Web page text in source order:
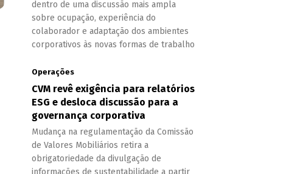
dentro de uma discussão mais ampla
sobre ocupação, experiência do
colaborador e adaptação dos ambientes
corporativos às novas formas de trabalho
Operações
CVM revê exigência para relatórios
ESG e desloca discussão para a
governança corporativa
Mudança na regulamentação da Comissão
de Valores Mobiliários retira a
obrigatoriedade da divulgação de
informações de sustentabilidade a partir